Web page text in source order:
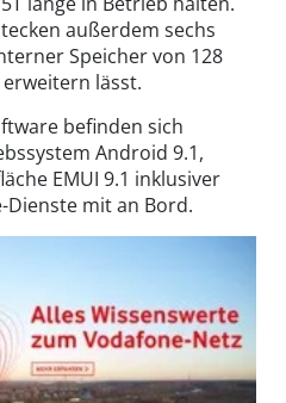
außerdem sechs
Speicher von 128
lässt.
befinden sich
Android 9.1,
EMUI 9.1 inklusiver
mit an Bord.